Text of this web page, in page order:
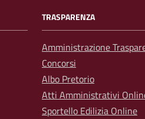
TRASPARENZA
Amministrazione
Concorsi
Albo Pretorio
Atti Amministrativi
Sportello Edilizia Online